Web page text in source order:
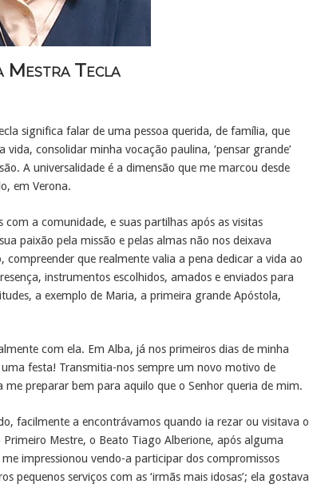
Mestra Tecla
significa falar de uma pessoa querida, de família, que
consolidar minha vocação paulina, ‘pensar grande’
A universalidade é a dimensão que me marcou desde
em Verona.
a comunidade, e suas partilhas após as visitas
paixão pela missão e pelas almas não nos deixava
que realmente valia a pena dedicar a vida ao
instrumentos escolhidos, amados e enviados para
a exemplo de Maria, a primeira grande Apóstola,
com ela. Em Alba, já nos primeiros dias de minha
festa! Transmitia-nos sempre um novo motivo de
preparar bem para aquilo que o Senhor queria de mim.
facilmente a encontrávamos quando ia rezar ou visitava o
Mestre, o Beato Tiago Alberione, após alguma
impressionou vendo-a participar dos compromissos
pequenos serviços com as ‘irmãs mais idosas’; ela gostava